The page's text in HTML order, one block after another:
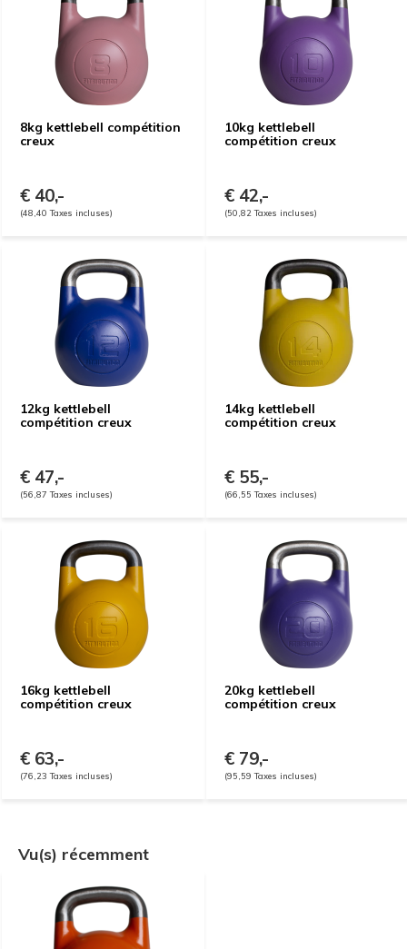
8kg kettlebell compétition
creux
€ 40,-
(48,40 Taxes incluses)
10kg kettlebell
compétition creux
€ 42,-
(50,82 Taxes incluses)
12kg kettlebell
compétition creux
€ 47,-
(56,87 Taxes incluses)
14kg kettlebell
compétition creux
€ 55,-
(66,55 Taxes incluses)
16kg kettlebell
compétition creux
€ 63,-
(76,23 Taxes incluses)
20kg kettlebell
compétition creux
€ 79,-
(95,59 Taxes incluses)
Vu(s) récemment